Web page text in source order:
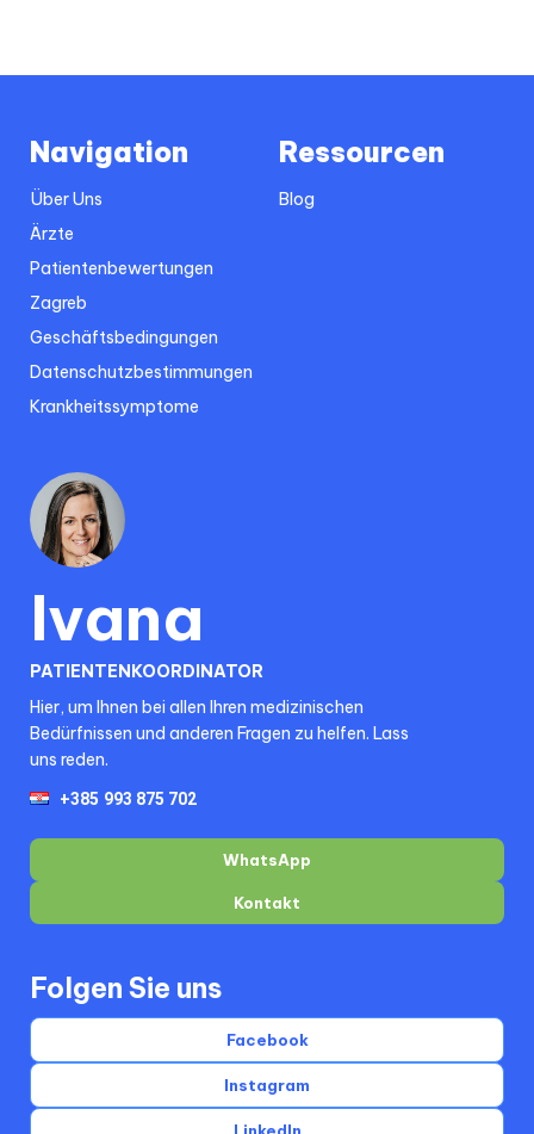
Navigation
Über Uns
Ärzte
Patientenbewertungen
Zagreb
Geschäftsbedingungen
Datenschutzbestimmungen
Krankheitssymptome
Ressourcen
Blog
Ivana
PATIENTENKOORDINATOR
Hier, um Ihnen bei allen Ihren medizinischen
Bedürfnissen und anderen Fragen zu helfen. Lass
uns reden.
Kontakt
WhatsApp
Folgen Sie uns
Facebook
Instagram
LinkedIn